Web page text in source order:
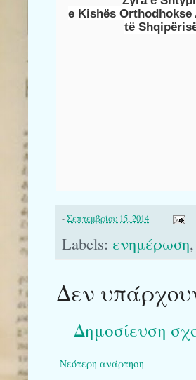
e Kishës Orthodhokse
të
-Σεπτεμβρίου 15, 2014
Labels: ενημέρωση,
Δεν
Δημοσίευση
Νεότερη ανάρτηση